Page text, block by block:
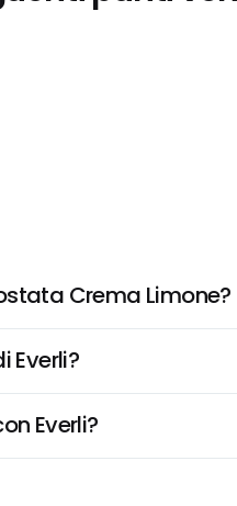
Crema Limone?
Everli?
Everli?